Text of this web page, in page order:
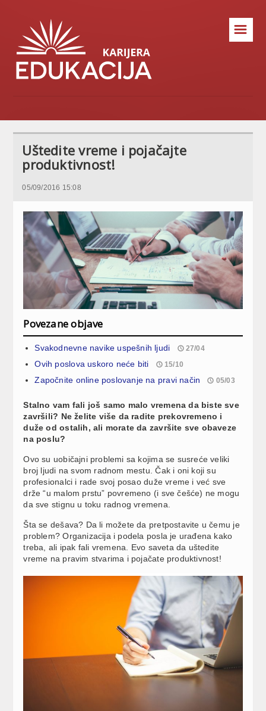
☰
Uštedite vreme i pojačajte
produktivnost!
05/09/2016 15:08
Povezane objave
Svakodnevne navike uspešnih ljudi 27/04
Ovih poslova uskoro neće biti 15/10
Započnite online poslovanje na pravi način 05/03
Stalno vam fali još samo malo vremena da biste sve
završili? Ne želite više da radite prekovremeno i
duže od ostalih, ali morate da završite sve obaveze
na poslu?
Ovo su uobičajni problemi sa kojima se susreće veliki
broj ljudi na svom radnom mestu. Čak i oni koji su
profesionalci i rade svoj posao duže vreme i već sve
drže “u malom prstu” povremeno (i sve češće) ne mogu
da sve stignu u toku radnog vremena.
Šta se dešava? Da li možete da pretpostavite u čemu je
problem? Organizacija i podela posla je urađena kako
treba, ali ipak fali vremena. Evo saveta da uštedite
vreme na pravim stvarima i pojačate produktivnost!